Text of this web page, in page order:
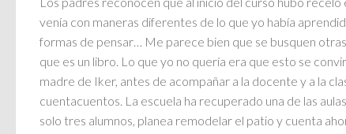
venía con maneras diferentes de lo que yo había
formas de pensar… Me parece bien que se busquen
que es un libro. Lo que yo no quería era que esto se
madre de Iker, antes de acompañar a la docente y a la
cuentacuentos. La escuela ha recuperado una de las
solo tres alumnos, planea remodelar el patio y cuenta